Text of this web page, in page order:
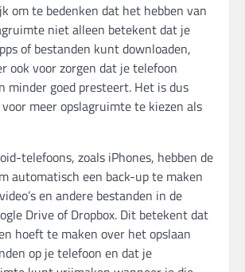
om te bedenken dat het hebben van
niet alleen betekent dat je
of bestanden kunt downloaden,
ook voor zorgen dat je telefoon
minder goed presteert. Het is dus
meer opslagruimte te kiezen als
telefoons, zoals iPhones, hebben de
automatisch een back-up te maken
en andere bestanden in de
Drive of Dropbox. Dit betekent dat
hoeft te maken over het opslaan
op je telefoon en dat je